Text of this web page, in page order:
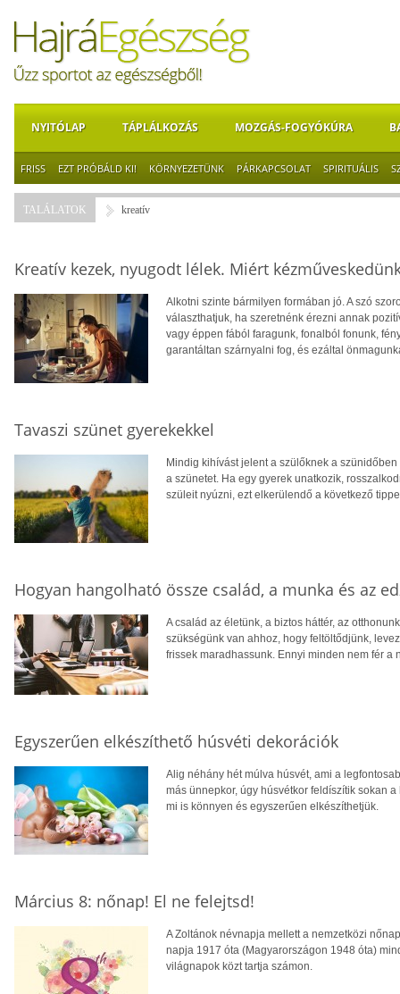
NYITÓLAP TÁPLÁLKOZÁS MOZGÁS-FOGYÓKÚRA
FRISS EZT PRÓBÁLD KI! KÖRNYEZETÜNK PÁRKAPCSOLAT SPIRITUÁLIS
TALÁLATOK kreatív
Kreatív kezek, nyugodt lélek. Miért
Alkotni szinte bármilyen formában jó. A szó
választhatjuk, ha szeretnénk érezni annak
vagy éppen fából faragunk, fonalból fonunk,
garantáltan szárnyalni fog, és ezáltal
Tavaszi szünet gyerekekkel
Mindig kihívást jelent a szülőknek a
a szünetet. Ha egy gyerek unatkozik,
szüleit nyúzni, ezt elkerülendő a következő
Hogyan hangolható össze család, a munka és az
A család az életünk, a biztos háttér, az
szükségünk van ahhoz, hogy feltöltődjünk,
frissek maradhassunk. Ennyi minden nem fér a
Egyszerűen elkészíthető húsvéti dekorációk
Alig néhány hét múlva húsvét, ami a
más ünnepkor, úgy húsvétkor feldíszítik sokan
mi is könnyen és egyszerűen elkészíthetjük.
Március 8: nőnap! El ne felejtsd!
A Zoltánok névnapja mellett a nemzetközi
napja 1917 óta (Magyarországon 1948 óta)
világnapok közt tartja számon.